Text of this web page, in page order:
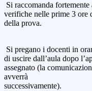
Si raccomanda
verifiche nelle prime 3 ore
della prova.
Si pregano i docenti in
di uscire dall’aula dopo
assegnato (la
avverrà
successivamente).